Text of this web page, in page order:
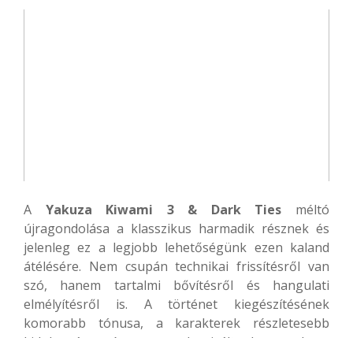
A Yakuza Kiwami 3 & Dark Ties méltó
újragondolása a klasszikus harmadik résznek és
jelenleg ez a legjobb lehetőségünk ezen kaland
átélésére. Nem csupán technikai frissítésről van
szó, hanem tartalmi bővítésről és hangulati
elmélyítésről is. A történet kiegészítésének
komorabb tónusa, a karakterek részletesebb